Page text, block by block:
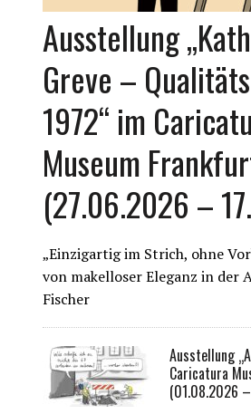
Ausstellung
Greve –
1972“ im
Museum
(27.06.2026 –
„Einzigartig im Strich, ohne
von makelloser Eleganz in der
Fischer
Ausstellung
Caricatura
(01.08.2026